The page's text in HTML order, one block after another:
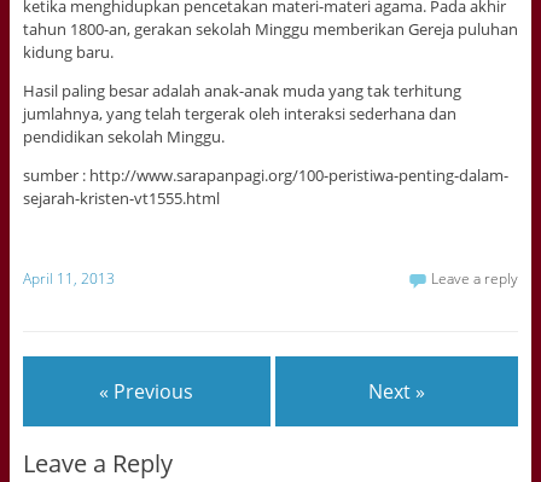
ketika menghidupkan pencetakan materi-materi agama. Pada akhir
tahun 1800-an, gerakan sekolah Minggu memberikan Gereja puluhan
kidung baru.
Hasil paling besar adalah anak-anak muda yang tak terhitung
jumlahnya, yang telah tergerak oleh interaksi sederhana dan
pendidikan sekolah Minggu.
sumber : http://www.sarapanpagi.org/100-peristiwa-penting-dalam-
sejarah-kristen-vt1555.html
April 11, 2013 Leave a reply
« Previous Next »
Leave a Reply